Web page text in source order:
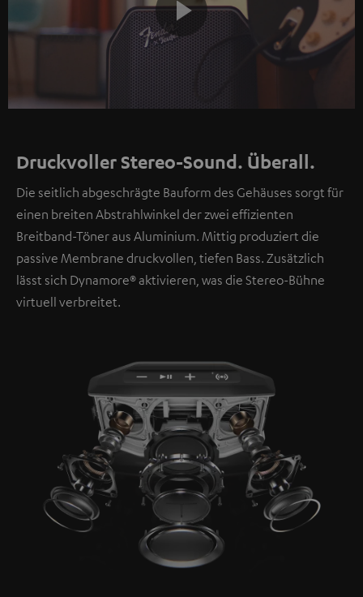
Play
Video
Druckvoller Stereo-Sound. Überall.
Die seitlich abgeschrägte Bauform des Gehäuses sorgt für
einen breiten Abstrahlwinkel der zwei effizienten
Breitband-Töner aus Aluminium. Mittig produziert die
passive Membrane druckvollen, tiefen Bass. Zusätzlich
lässt sich Dynamore® aktivieren, was die Stereo-Bühne
virtuell verbreitet.